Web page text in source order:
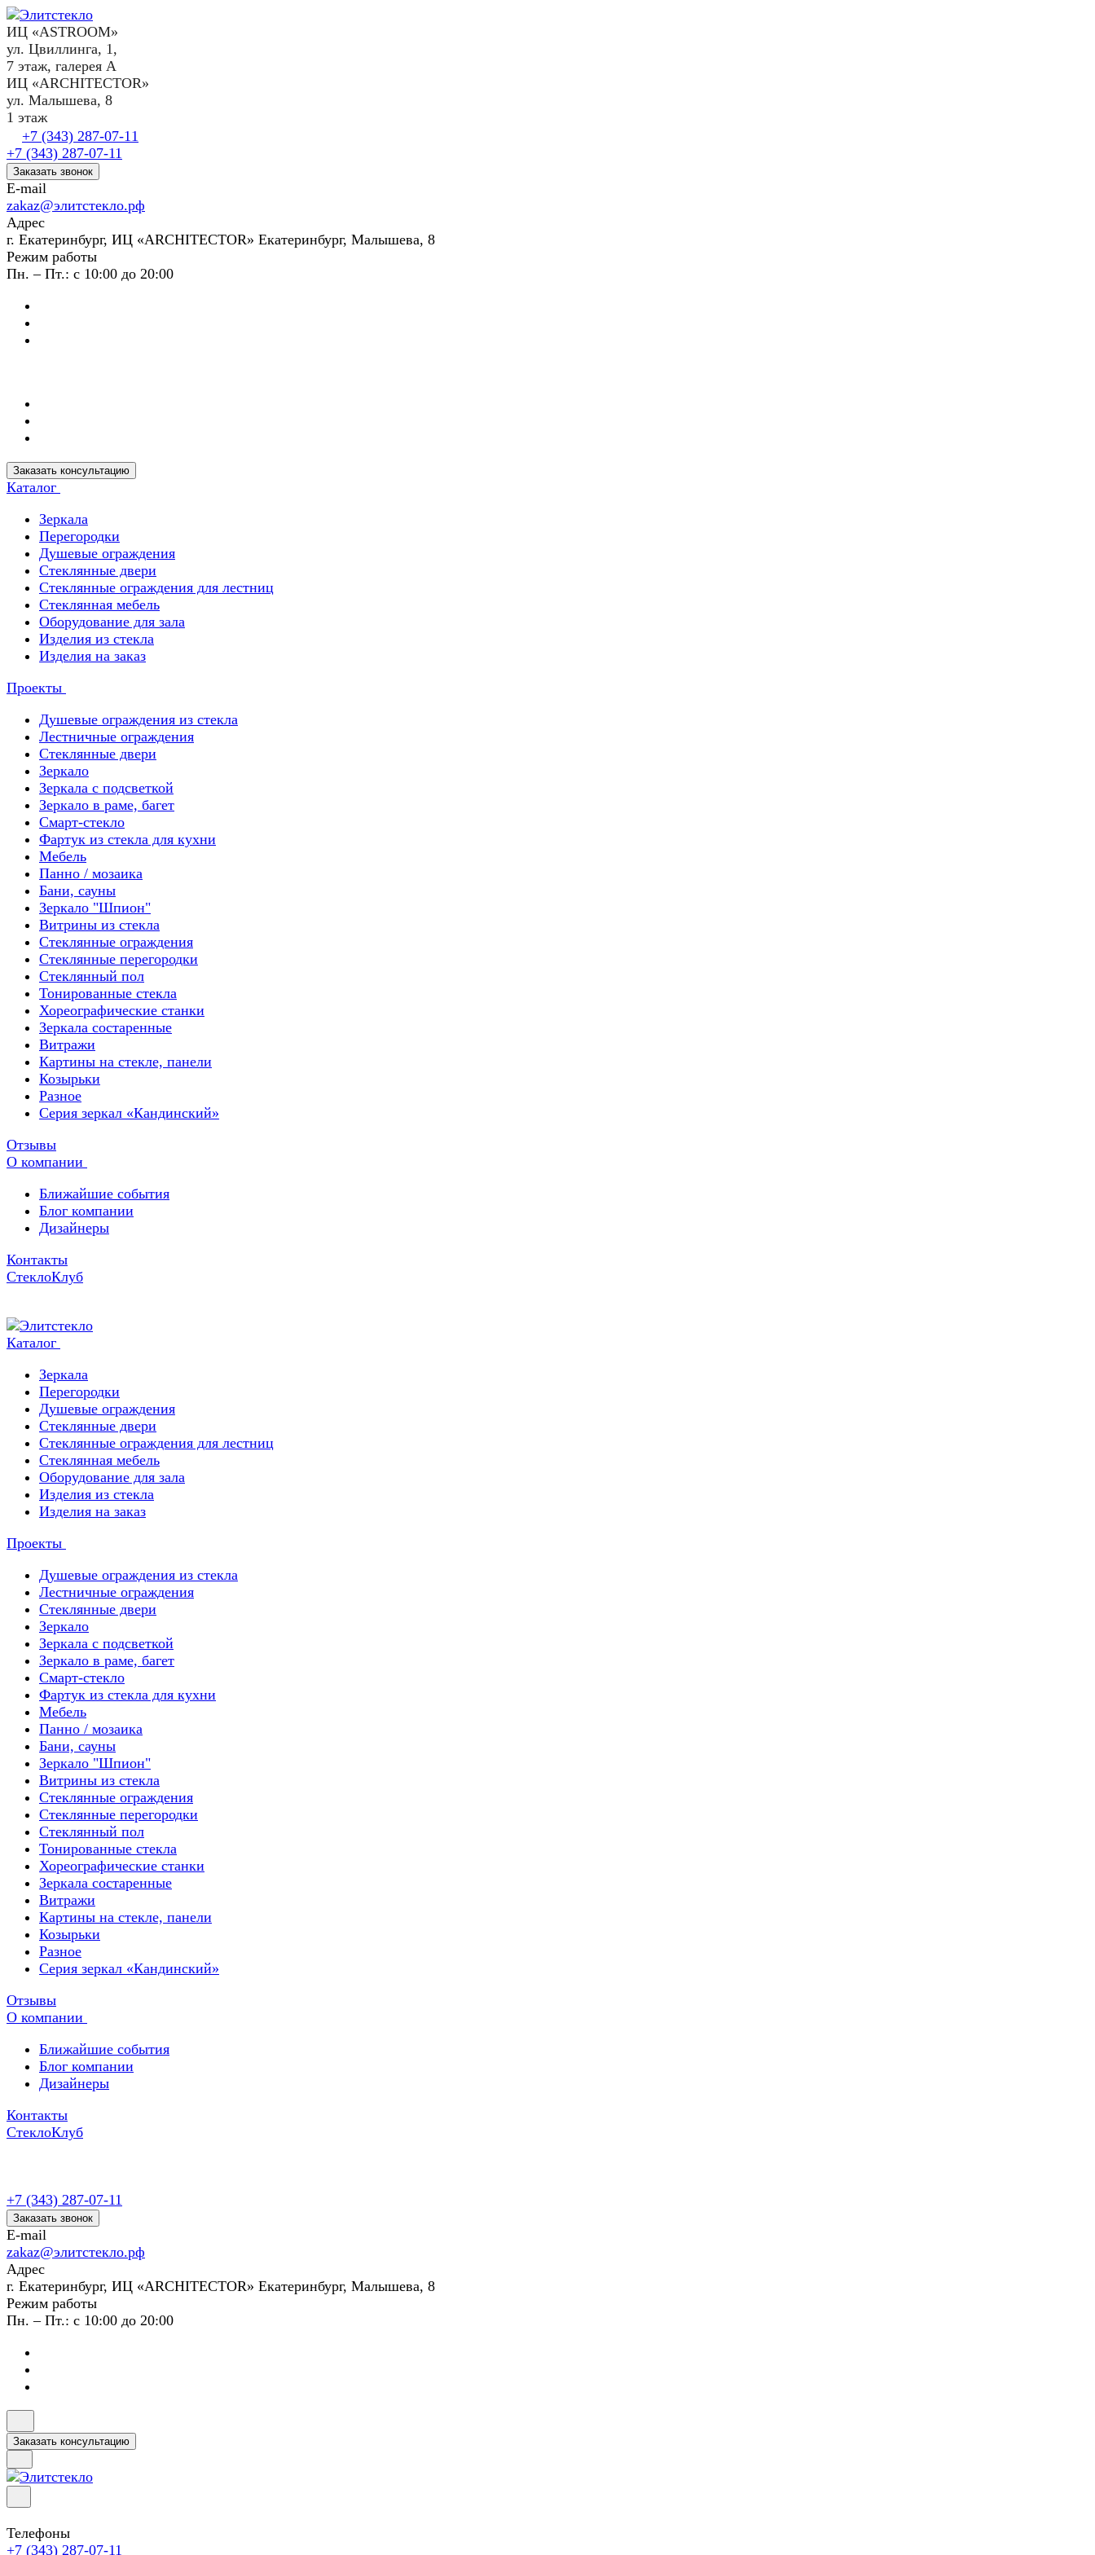
ИЦ «ASTROOM»
ул. Цвиллинга, 1,
7 этаж, галерея А
ИЦ «ARCHITECTOR»
ул. Малышева, 8
1 этаж
+7 (343) 287-07-11
+7 (343) 287-07-11
Заказать звонок
E-mail
zakaz@элитстекло.рф
Адрес
г. Екатеринбург, ИЦ «ARCHITECTOR» Екатеринбург, Малышева, 8
Режим работы
Пн. – Пт.: с 10:00 до 20:00
Заказать консультацию
Каталог
Зеркала
Перегородки
Душевые ограждения
Стеклянные двери
Стеклянные ограждения для лестниц
Стеклянная мебель
Оборудование для зала
Изделия из стекла
Изделия на заказ
Проекты
Душевые ограждения из стекла
Лестничные ограждения
Стеклянные двери
Зеркало
Зеркала с подсветкой
Зеркало в раме, багет
Смарт-стекло
Фартук из стекла для кухни
Мебель
Панно / мозаика
Бани, сауны
Зеркало "Шпион"
Витрины из стекла
Стеклянные ограждения
Стеклянные перегородки
Стеклянный пол
Тонированные стекла
Хореографические станки
Зеркала состаренные
Витражи
Картины на стекле, панели
Козырьки
Разное
Серия зеркал «Кандинский»
Отзывы
О компании
Ближайшие события
Блог компании
Дизайнеры
Контакты
СтеклоКлуб
Каталог
Зеркала
Перегородки
Душевые ограждения
Стеклянные двери
Стеклянные ограждения для лестниц
Стеклянная мебель
Оборудование для зала
Изделия из стекла
Изделия на заказ
Проекты
Душевые ограждения из стекла
Лестничные ограждения
Стеклянные двери
Зеркало
Зеркала с подсветкой
Зеркало в раме, багет
Смарт-стекло
Фартук из стекла для кухни
Мебель
Панно / мозаика
Бани, сауны
Зеркало "Шпион"
Витрины из стекла
Стеклянные ограждения
Стеклянные перегородки
Стеклянный пол
Тонированные стекла
Хореографические станки
Зеркала состаренные
Витражи
Картины на стекле, панели
Козырьки
Разное
Серия зеркал «Кандинский»
Отзывы
О компании
Ближайшие события
Блог компании
Дизайнеры
Контакты
СтеклоКлуб
+7 (343) 287-07-11
Заказать звонок
E-mail
zakaz@элитстекло.рф
Адрес
г. Екатеринбург, ИЦ «ARCHITECTOR» Екатеринбург, Малышева, 8
Режим работы
Пн. – Пт.: с 10:00 до 20:00
Заказать консультацию
Телефоны
+7 (343) 287-07-11